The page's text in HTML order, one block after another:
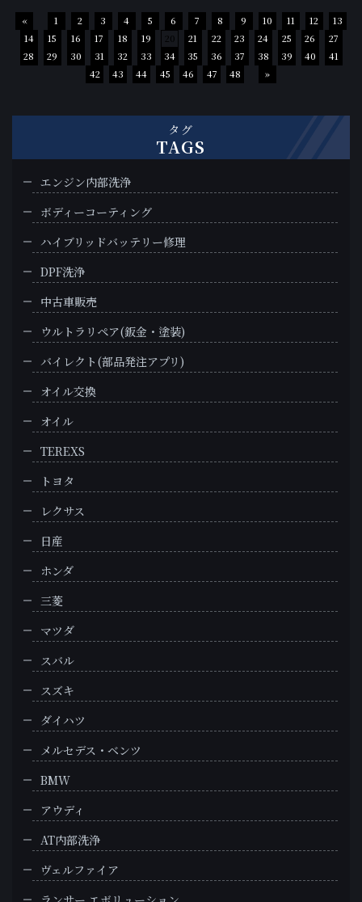
« 1 2 3 4 5 6 7 8 9 10 11 12
13
14
15 16 17 18 19 20 21 22 23 24 25 26
27
28
29 30 31 32 33 34 35 36 37 38 39 40
41
42
43 44 45 46 47 48 »
タグ
TAGS
エンジン内部洗浄
ボディーコーティング
ハイブリッドバッテリー修理
DPF洗浄
中古車販売
ウルトラリペア(鈑金・塗装)
バイレクト(部品発注アプリ)
オイル交換
オイル
TEREXS
トヨタ
レクサス
日産
ホンダ
三菱
マツダ
スバル
スズキ
ダイハツ
メルセデス・ベンツ
BMW
アウディ
AT内部洗浄
ヴェルファイア